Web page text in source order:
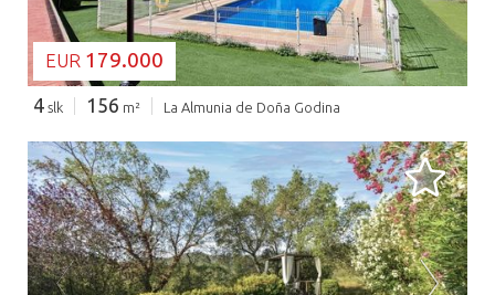
EUR 179.000
4 slk 156 m² La Almunia de Doña Godina
BEZIG MET LADEN...